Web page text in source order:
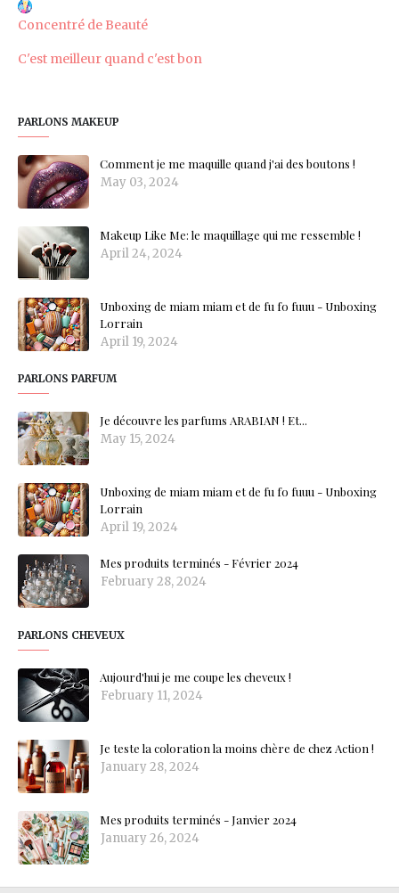
Concentré de Beauté
C'est meilleur quand c'est bon
PARLONS MAKEUP
Comment je me maquille quand j'ai des boutons !
May 03, 2024
Makeup Like Me: le maquillage qui me ressemble !
April 24, 2024
Unboxing de miam miam et de fu fo fuuu - Unboxing
Lorrain
April 19, 2024
PARLONS PARFUM
Je découvre les parfums ARABIAN ! Et...
May 15, 2024
Unboxing de miam miam et de fu fo fuuu - Unboxing
Lorrain
April 19, 2024
Mes produits terminés - Février 2024
February 28, 2024
PARLONS CHEVEUX
Aujourd'hui je me coupe les cheveux !
February 11, 2024
Je teste la coloration la moins chère de chez Action !
January 28, 2024
Mes produits terminés - Janvier 2024
January 26, 2024